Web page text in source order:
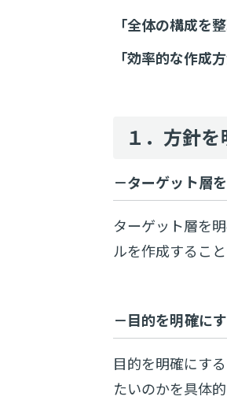
「全体の構成を
「効率的な作成
１．方針
－ターゲット層
ターゲット層を
ルを作成するこ
－目的を明確に
目的を明確にす
たいのかを具体